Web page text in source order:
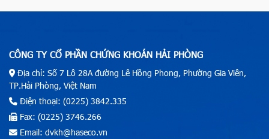
CÔNG TY CỔ PHẦN CHỨNG KHOÁN HẢI PHÒNG
Địa chỉ: Số 7 Lô 28A đường Lê Hồng Phong, Phường Gia Viên,
TP.Hải Phòng, Việt Nam
Điện thoại: (0225) 3842.335
Fax: (0225) 3746.266
Email: dvkh@haseco.vn